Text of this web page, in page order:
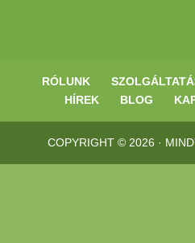
RÓLUNK
HÍREK
BLOG
COPYRIGHT © 2026 ·